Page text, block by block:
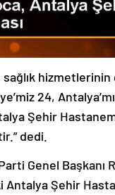
sağlık
24,
Şehir
dedi.
Genel Başkanı
Şehir